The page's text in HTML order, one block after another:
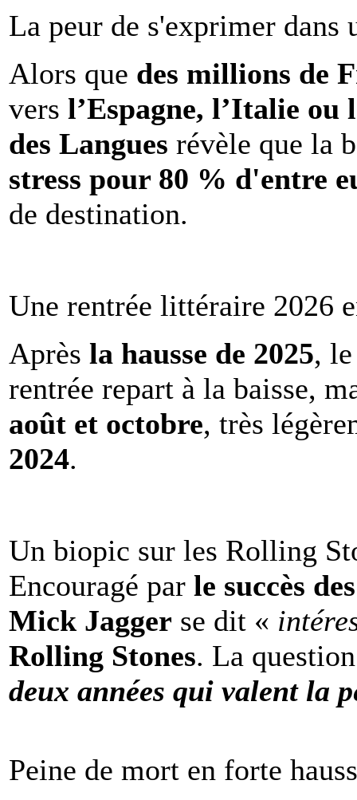
La peur de s'exprimer dans
Alors que des millions de
vers l’Espagne, l’Italie ou
des Langues révèle que la
stress pour 80 % d'entre
de destination.
Une rentrée littéraire 2026
Après la hausse de 2025,
rentrée repart à la baisse,
août et octobre, très
2024.
Un biopic sur les Rolling
Encouragé par le succès
Mick Jagger se dit «
Rolling Stones. La
deux années qui valent la
Peine de mort en forte